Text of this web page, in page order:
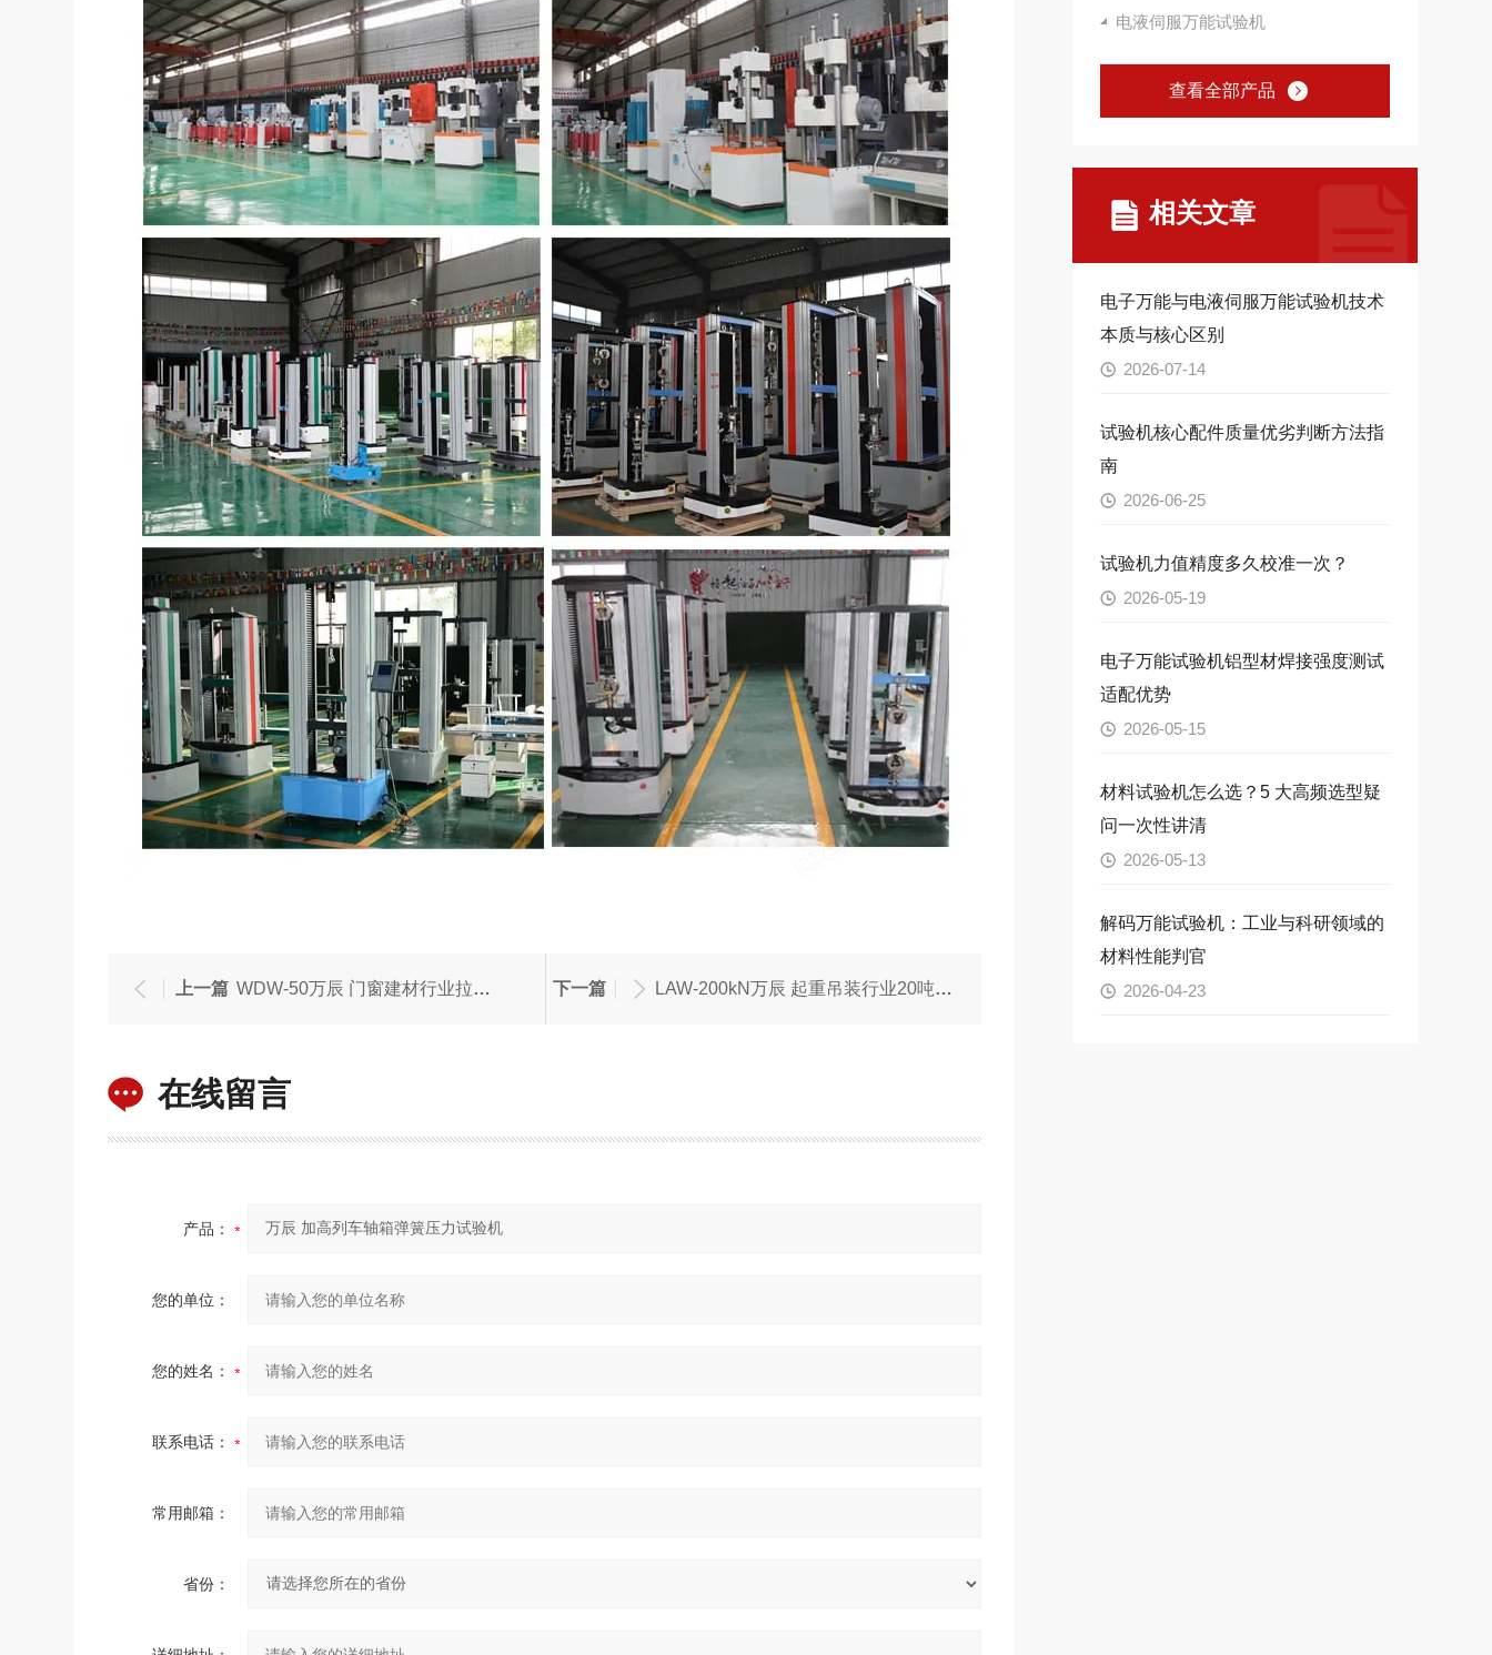
上一篇 WDW-50万辰 门窗建材行业拉伸压缩弯曲试验机 下一篇 LAW-200kN万辰 起重吊装行业20吨卧式拉力试验机
在线留言
产品：
您的单位：
您的姓名：
联系电话：
常用邮箱：
省份：
电液伺服万能试验机
查看全部产品
相关文章
电子万能与电液伺服万能试验机技术
本质与核心区别
2026-07-14
试验机核心配件质量优劣判断方法指
南
2026-06-25
试验机力值精度多久校准一次？
2026-05-19
电子万能试验机铝型材焊接强度测试
适配优势
2026-05-15
材料试验机怎么选？5 大高频选型疑
问一次性讲清
2026-05-13
解码万能试验机：工业与科研领域的
材料性能判官
2026-04-23